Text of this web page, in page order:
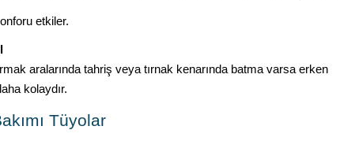
etkiler.
aralarında tahriş veya tırnak kenarında batma varsa erken
kolaydır.
Tüyolar